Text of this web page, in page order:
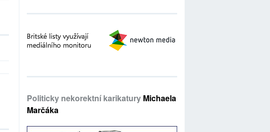
Politicky nekorektní karikatury Michaela
Marčáka